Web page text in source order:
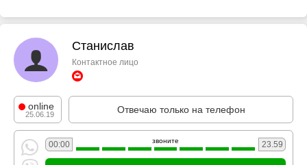
Станислав
Контактное лицо
online
25.06.19 Отвечаю только на телефон
00:00 звоните 23.59